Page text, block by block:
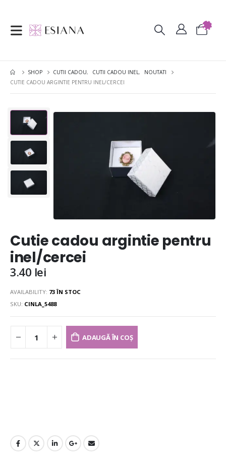
SHOP CUTII CADOU, CUTII CADOU INEL,
NOUTATI
CUTIE CADOU ARGINTIE PENTRU INEL/CERCEI
Cutie cadou argintie pentru
inel/cercei
3.40 lei
AVAILABILITY: 73 ÎN STOC
SKU: CINLA_5488
ADAUGĂ ÎN COȘ